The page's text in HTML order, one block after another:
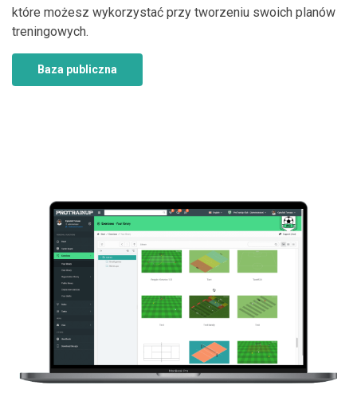
które możesz wykorzystać przy tworzeniu swoich planów
treningowych.
Baza publiczna